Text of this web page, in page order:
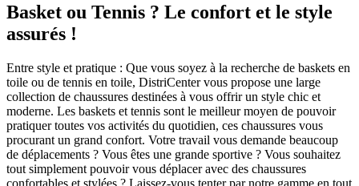
Basket ou Tennis ? Le confort et le style
assurés !
Entre style et pratique : Que vous soyez à la recherche de baskets en
toile ou de tennis en toile, DistriCenter vous propose une large
collection de chaussures destinées à vous offrir un style chic et
moderne. Les baskets et tennis sont le meilleur moyen de pouvoir
pratiquer toutes vos activités du quotidien, ces chaussures vous
procurant un grand confort. Votre travail vous demande beaucoup
de déplacements ? Vous êtes une grande sportive ? Vous souhaitez
tout simplement pouvoir vous déplacer avec des chaussures
confortables et stylées ? Laissez-vous tenter par notre gamme en tout